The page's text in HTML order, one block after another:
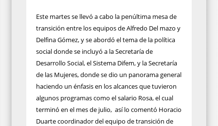
Este martes se llevó a cabo la penúltima mesa de
transición entre los equipos de Alfredo Del mazo y
Delfina Gómez, y se abordó el tema de la política
social donde se incluyó a la Secretaría de
Desarrollo Social, el Sistema Difem, y la Secretaría
de las Mujeres, donde se dio un panorama general
haciendo un énfasis en los alcances que tuvieron
algunos programas como el salario Rosa, el cual
terminó en el mes de julio, así lo comentó Horacio
Duarte coordinador del equipo de transición de